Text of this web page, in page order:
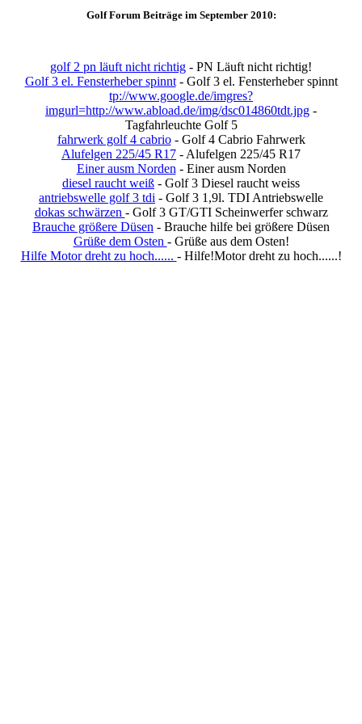
Golf Forum Beiträge im September 2010:
golf 2 pn läuft nicht richtig - PN Läuft nicht richtig!
Golf 3 el. Fensterheber spinnt- Golf 3 el. Fensterheber spinnt
tp://www.google.de/imgres?
imgurl=http://www.abload.de/img/dsc014860tdt.jpg -
Tagfahrleuchte Golf 5
fahrwerk golf 4 cabrio- Golf 4 Cabrio Fahrwerk
Alufelgen 225/45 R17 - Alufelgen 225/45 R17
Einer ausm Norden - Einer ausm Norden
diesel raucht weiß - Golf 3 Diesel raucht weiss
antriebswelle golf 3 tdi - Golf 3 1,9l. TDI Antriebswelle
dokas schwärzen - Golf 3 GT/GTI Scheinwerfer schwarz
Brauche größere Düsen - Brauche hilfe bei größere Düsen
Grüße dem Osten - Grüße aus dem Osten!
Hilfe Motor dreht zu hoch...... - Hilfe!Motor dreht zu hoch......!